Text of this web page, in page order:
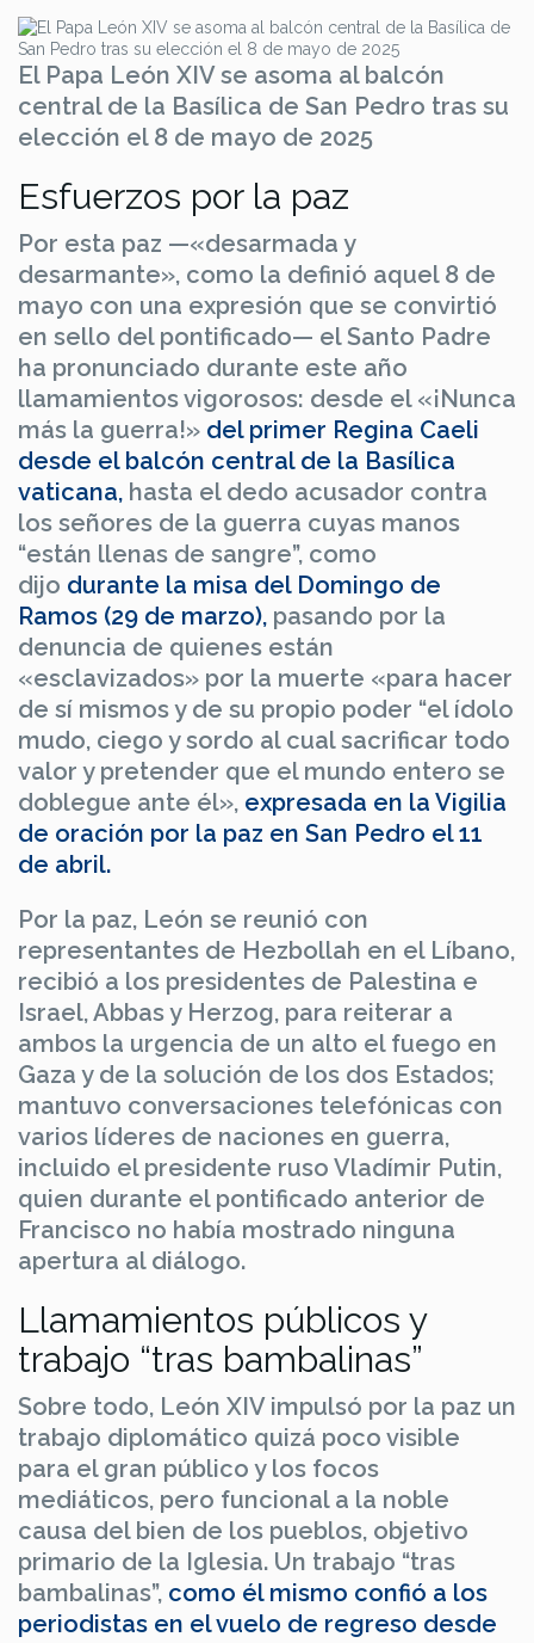
El Papa León XIV se asoma al balcón
central de la Basílica de San Pedro tras su
elección el 8 de mayo de 2025
Esfuerzos por la paz
Por esta paz —«desarmada y
desarmante», como la definió aquel 8 de
mayo con una expresión que se convirtió
en sello del pontificado— el Santo Padre
ha pronunciado durante este año
llamamientos vigorosos: desde el «¡Nunca
más la guerra!» del primer Regina Caeli
desde el balcón central de la Basílica
vaticana, hasta el dedo acusador contra
los señores de la guerra cuyas manos
“están llenas de sangre”, como
dijo durante la misa del Domingo de
Ramos (29 de marzo), pasando por la
denuncia de quienes están
«esclavizados» por la muerte «para hacer
de sí mismos y de su propio poder “el ídolo
mudo, ciego y sordo al cual sacrificar todo
valor y pretender que el mundo entero se
doblegue ante él», expresada en la Vigilia
de oración por la paz en San Pedro el 11
de abril.
Por la paz, León se reunió con
representantes de Hezbollah en el Líbano,
recibió a los presidentes de Palestina e
Israel, Abbas y Herzog, para reiterar a
ambos la urgencia de un alto el fuego en
Gaza y de la solución de los dos Estados;
mantuvo conversaciones telefónicas con
varios líderes de naciones en guerra,
incluido el presidente ruso Vladímir Putin,
quien durante el pontificado anterior de
Francisco no había mostrado ninguna
apertura al diálogo.
Llamamientos públicos y
trabajo “tras bambalinas”
Sobre todo, León XIV impulsó por la paz un
trabajo diplomático quizá poco visible
para el gran público y los focos
mediáticos, pero funcional a la noble
causa del bien de los pueblos, objetivo
primario de la Iglesia. Un trabajo “tras
bambalinas”, como él mismo confió a los
periodistas en el vuelo de regreso desde